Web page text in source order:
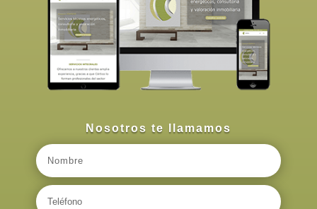
Nosotros te llamamos